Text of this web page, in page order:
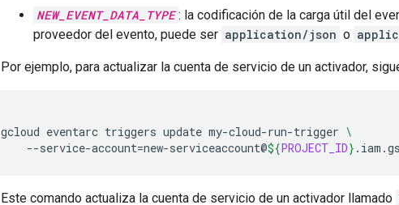
NEW_EVENT_DATA_TYPE : la codificación de la carga útil del
proveedor del evento, puede ser application/json o
Por ejemplo, para actualizar la cuenta de servicio de un activador,
gcloud eventarc triggers update my-cloud-run-trigger \
--service-account=new-serviceaccount@${PROJECT_ID}
Este comando actualiza la cuenta de servicio de un activador llamado